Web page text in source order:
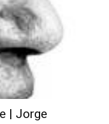
| Jorge